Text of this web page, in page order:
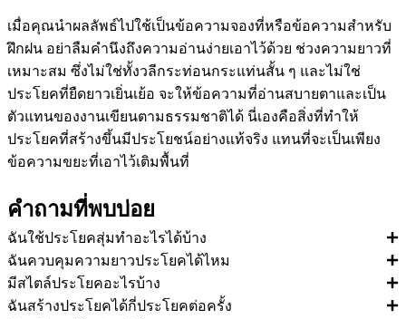
เมื่อคุณนำผลลัพธ์ไปใช้เป็นข้อความจองที่หรือข้อความสำหรับ
ฝึกฝน อย่าลืมคำนึงถึงความอ่านง่ายเอาไว้ด้วย ช่วงความยาวที่
เหมาะสม ซึ่งไม่ใช่ทั้งวลีกระท่อนกระแท่นสั้น ๆ และไม่ใช่
ประโยคที่ยืดยาวเยิ่นเย้อ จะให้ข้อความที่อ่านสบายตาและเป็น
ตัวแทนของงานเขียนตามธรรมชาติได้ นี่เองคือสิ่งที่ทำให้
ประโยคที่สร้างขึ้นมีประโยชน์อย่างแท้จริง แทนที่จะเป็นเพียง
ข้อความขยะที่เอาไว้เติมพื้นที่
คำถามที่พบบ่อย
ฉันใช้ประโยคสุ่มทำอะไรได้บ้าง
ฉันควบคุมความยาวประโยคได้ไหม
มีสไตล์ประโยคอะไรบ้าง
ฉันสร้างประโยคได้กี่ประโยคต่อครั้ง